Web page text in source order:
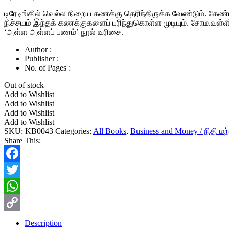
டிரேடிங்கில் வெல்ல நிறைய கணக்கு தெரிந்திருக்க
நிச்சயம் இந்தக் கணக்குகளைப் புரிந்துகொள்ள முடியும்.
‘அள்ள அள்ளப் பணம்’ நூல் வரிசை.
Author :
Publisher :
No. of Pages :
Out of stock
Add to Wishlist
Add to Wishlist
Add to Wishlist
Add to Wishlist
SKU: KB0043 Categories: All Books, Business and Money /
Share This:
Facebook
Twitter
WhatsApp
Description